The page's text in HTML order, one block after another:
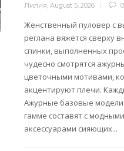
Лилия ,August 5, 2026 0
Женственный пуловер с
реглана вяжется сверху
спинки, выполненных
чудесно смотрятся
цветочными мотивами,
акцентируют плечи.
Ажурные базовые модели
гамме составят с
аксессуарами сияющих...